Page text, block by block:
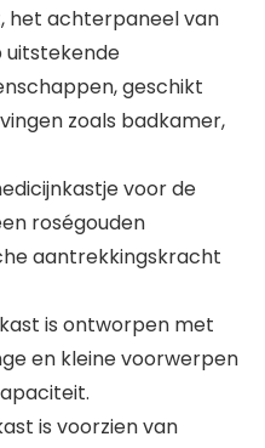
het achterpaneel van
uitstekende
geschikt
zoals badkamer,
voor de
roségouden
aantrekkingskracht
is ontworpen met
en kleine voorwerpen
is voorzien van